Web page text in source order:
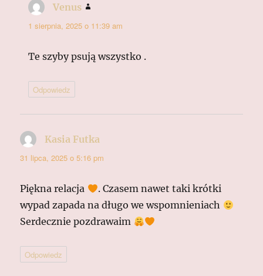
Venus
1 sierpnia, 2025 o 11:39 am
Te szyby psują wszystko .
Odpowiedz
Kasia Futka
31 lipca, 2025 o 5:16 pm
Piękna relacja
. Czasem nawet taki krótki
wypad zapada na długo we wspomnieniach
Serdecznie pozdrawaim
Odpowiedz